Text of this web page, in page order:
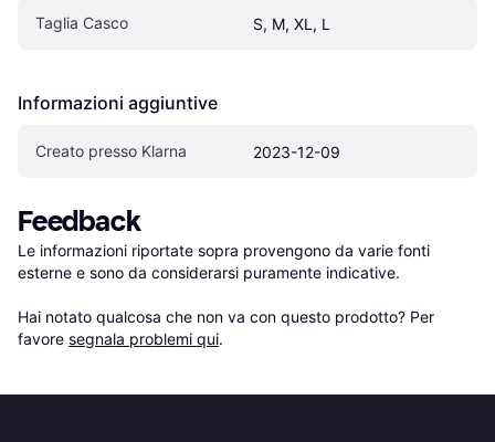
Taglia Casco S, M, XL, L
Informazioni aggiuntive
Creato presso Klarna 2023-12-09
Feedback
Le informazioni riportate sopra provengono da varie fonti
esterne e sono da considerarsi puramente indicative.
Hai notato qualcosa che non va con questo prodotto? Per
favore segnala problemi qui.